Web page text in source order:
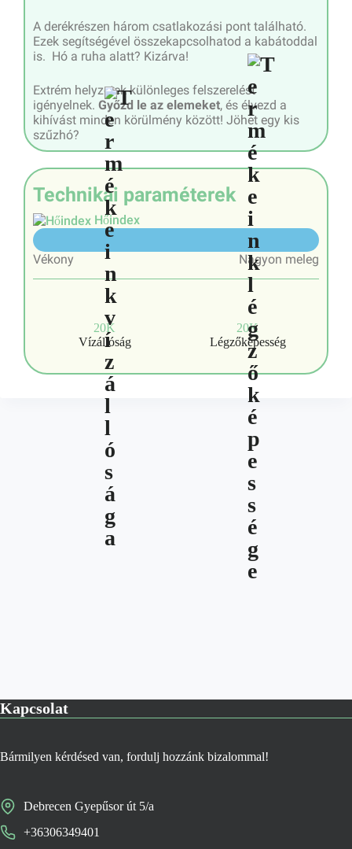
A derékrészen három csatlakozási pont található.
Ezek segítségével összekapcsolhatod a kabátoddal
is. Hó a ruha alatt? Kizárva!
Extrém helyzetek különleges felszerelést
igényelnek. Győzd le az elemeket, és élvezd a
kihívást minden körülmény között! Jöhet egy kis
szűzhó?
Technikai paraméterek
Hőindex
Vékony Nagyon meleg
20K
Vízállóság
20K
Légzőképesség
Kapcsolat
Bármilyen kérdésed van, fordulj hozzánk bizalommal!
Debrecen Gyepűsor út 5/a
+36306349401